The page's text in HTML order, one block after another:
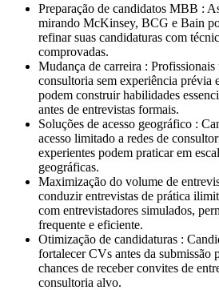
Preparação de candidatos MBB :
mirando McKinsey, BCG e Bain
refinar suas candidaturas com
comprovadas.
Mudança de carreira : Profissionais
consultoria sem experiência prévia
podem construir habilidades
antes de entrevistas formais.
Soluções de acesso geográfico :
acesso limitado a redes de
experientes podem praticar em
geográficas.
Maximização do volume de
conduzir entrevistas de prática
com entrevistadores simulados,
frequente e eficiente.
Otimização de candidaturas :
fortalecer CVs antes da submissão
chances de receber convites de
consultoria alvo.